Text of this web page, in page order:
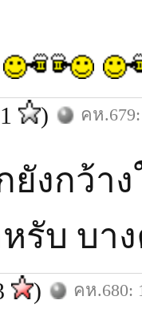
) คห
ยังกว้า
รับ บา
) คห.680: